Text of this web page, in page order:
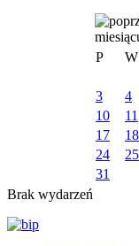
P
W
3
4
10
11
17
18
24
25
31
Brak wydarzeń